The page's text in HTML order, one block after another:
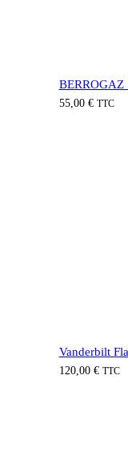
BERROGAZ
55,00 € TTC
Vanderbilt
120,00 € TTC